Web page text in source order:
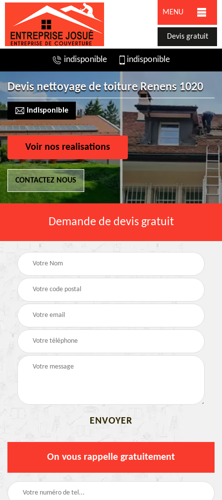
MENU
Devis gratuit
indisponible indisponible
Devis nettoyage de toiture Renens 1020
indisponible
Voir nos realisations
CONTACTEZ NOUS
Demande de devis gratuit
On vous rappelle gratuitement